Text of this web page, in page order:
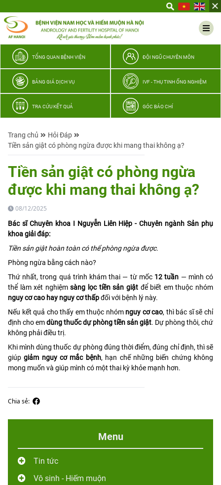
thương
TỔNG QUAN BỆNH VIỆN ĐỘI NGŨ CHUYÊN MÔN
BẢNG GIÁ DỊCH VỤ IVF - THỤ TINH ỐNG NGHIỆM
TRA CỨU KẾT QUẢ GÓC BÁO CHÍ
Trang chủ
Hỏi Đáp
Tiền sản giật có phòng ngừa được khi mang thai không ạ?
Tiền sản giật có phòng ngừa
được khi mang thai không ạ?
08/12/2025
Bác sĩ Chuyên khoa I Nguyễn Liên Hiệp - Chuyên ngành Sản phụ
khoa giải đáp:
Tiền sản giật hoàn toàn có thể phòng ngừa được.
Phòng ngừa bằng cách nào?
Thứ nhất, trong quá trình khám thai — từ mốc 12 tuần — mình có
thể làm xét nghiệmsàng lọc tiền sản giậtđể biết em thuộc nhóm
nguy cơ cao hay nguy cơ thấpđối với bệnh lý này.
Nếu kết quả cho thấy em thuộc nhóm nguy cơ cao, thì bác sĩ sẽ chỉ
định cho emdùng thuốc dự phòng tiền sản giật. Dự phòng thôi, chứ
không phải điều trị.
Khi mình dùng thuốc dự phòng đúng thời điểm, đúng chỉ định, thì sẽ
giúpgiảm nguy cơ mắc bệnh, hạn chế những biến chứng không
mong muốn và giúp mình có một thai kỳ khỏe mạnh hơn.
Chia sẻ:
Menu
Tin tức
Vô sinh - Hiếm muộn